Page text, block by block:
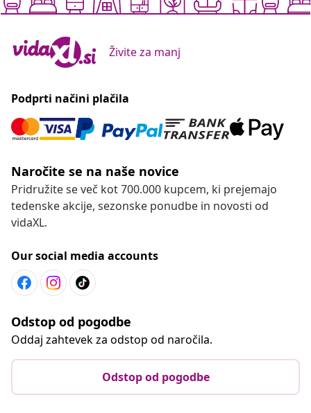
Živite za manj
Podprti načini plačila
Naročite se na naše novice
Pridružite se več kot 700.000 kupcem, ki prejemajo
tedenske akcije, sezonske ponudbe in novosti od
vidaXL.
Our social media accounts
Odstop od pogodbe
Oddaj zahtevek za odstop od naročila.
Odstop od pogodbe